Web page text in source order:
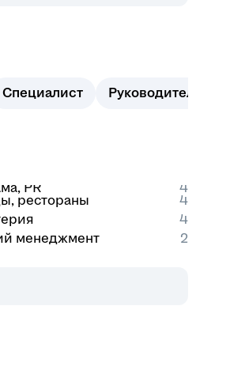
Специалист Руководитель
PR
4
рестораны
4
4
менеджмент
2